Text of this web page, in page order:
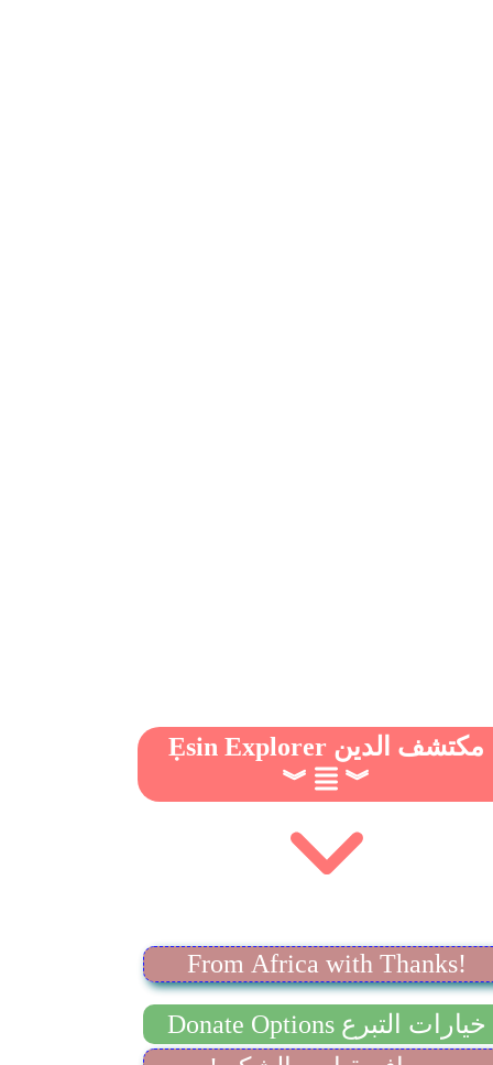
Ẹsin Explorer مكتشف الدين
︾
︾
From Africa with Thanks!
Donate Options خيارات التبرع